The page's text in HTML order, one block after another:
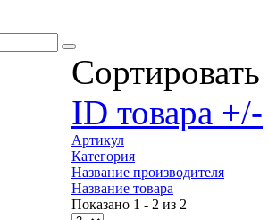
ID товара +/-
Артикул
Категория
Название производителя
Название товара
Показано 1 - 2 из 2